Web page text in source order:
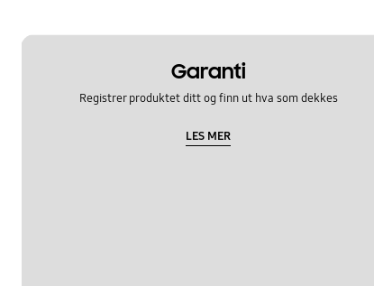
Garanti
Registrer produktet ditt og finn ut hva som dekkes
LES MER